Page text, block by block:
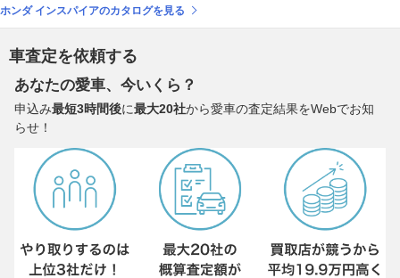
ホンダ インスパイアのカタログを見る
車査定を依頼する
あなたの愛車、今いくら？
申込み最短3時間後に最大20社から愛車の査定結果をWebでお知
らせ！